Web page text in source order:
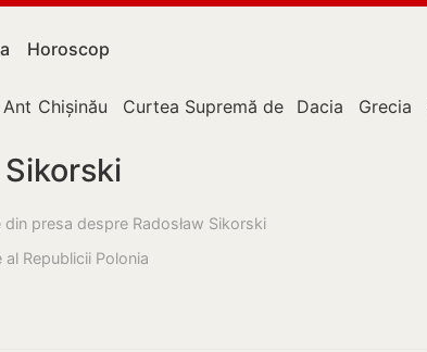
Horoscop
Chișinău Curtea Supremă de Justiție
Dacia Grecia
presa despre Radosław Sikorski
Republicii Polonia